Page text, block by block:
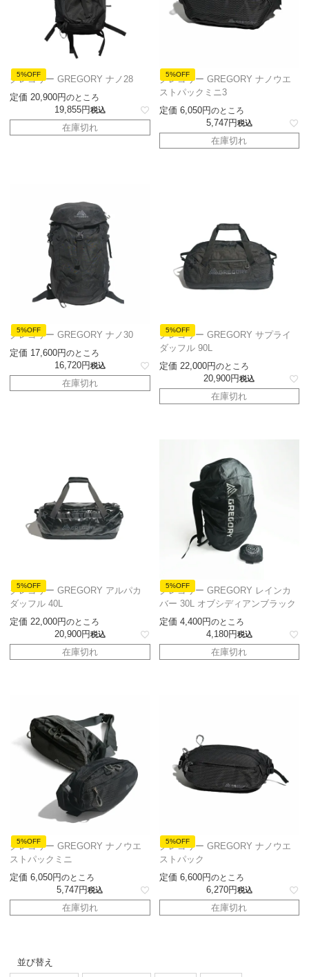
5%OFF
グレゴリー GREGORY ナノ28
定価 20,900 のところ
19,855 税込
在庫切れ
5%OFF
グレゴリー GREGORY ナノウエ
ストパックミニ3
定価 6,050 のところ
5,747 税込
在庫切れ
5%OFF
グレゴリー GREGORY ナノ30
定価 17,600 のところ
16,720 税込
在庫切れ
5%OFF
グレゴリー GREGORY サプライ
ダッフル 90L
定価 22,000 のところ
20,900 税込
在庫切れ
5%OFF
グレゴリー GREGORY アルパカ
ダッフル 40L
定価 22,000 のところ
20,900 税込
在庫切れ
5%OFF
グレゴリー GREGORY レインカ
バー 30L オブシディアンブラック
定価 4,400 のところ
4,180 税込
在庫切れ
5%OFF
グレゴリー GREGORY ナノウエ
ストパックミニ
定価 6,050 のところ
5,747 税込
在庫切れ
5%OFF
グレゴリー GREGORY ナノウエ
ストパック
定価 6,600 のところ
6,270 税込
在庫切れ
並び替え